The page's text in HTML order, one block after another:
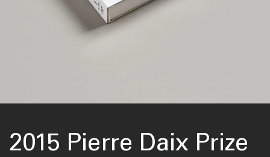
2015 Pierre Daix Prize